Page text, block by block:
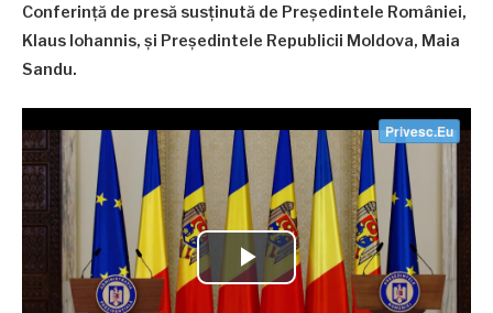
Conferință de presă susținută de Președintele României,
Klaus Iohannis, și Președintele Republicii Moldova, Maia
Sandu.